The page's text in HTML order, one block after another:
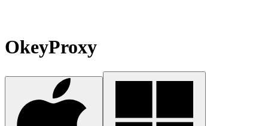
OkeyProxy